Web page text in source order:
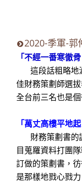
2020-季軍-郭
「不經一番寒徹
這段話粗略地
佳財務策劃師選
全台前三名也是
「萬丈高樓平地
財務策劃書的
目蒐羅資料打團
訂做的策劃書，
是那樣地戮心戮